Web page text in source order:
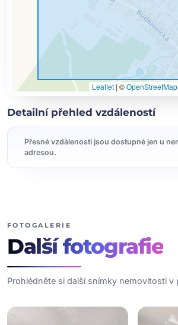
Leaflet | ©OpenStreetMap
Detailní přehled vzdáleností
Přesné vzdálenosti jsou dostupné jen u
adresou.
FOTOGALERIE
Dalšífotografie
Prohlédněte si další snímky nemovitosti v